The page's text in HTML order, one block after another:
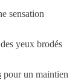
sensation
yeux brodés
pour un maintien